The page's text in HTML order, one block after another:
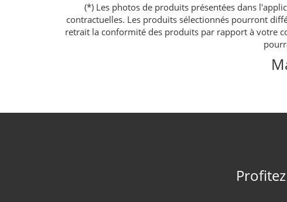
(*) Les photos de produits présentées dans
contractuelles. Les produits sélectionnés pourront
retrait la conformité des produits par rapport à votre